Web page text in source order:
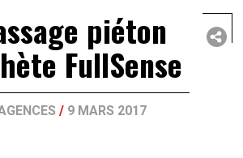
piéton
FullSense
/ 9 MARS 2017